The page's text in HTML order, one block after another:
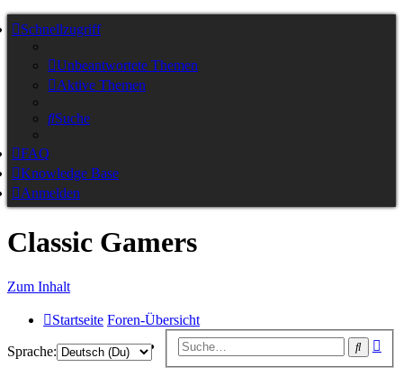
Schnellzugriff
Unbeantwortete Themen
Aktive Themen
Suche
FAQ
Knowledge Base
Anmelden
Classic Gamers
Zum Inhalt
Startseite Foren-Übersicht
Suche
Sprache: